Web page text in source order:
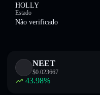
HOLLY
Estado
Não verificado
NEET
$0.023667
43.98%